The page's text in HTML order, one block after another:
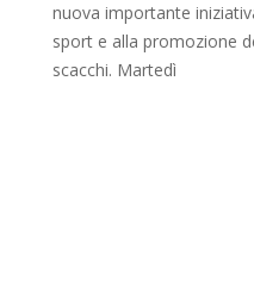
nuova importante
sport e alla promozione
scacchi. Martedì